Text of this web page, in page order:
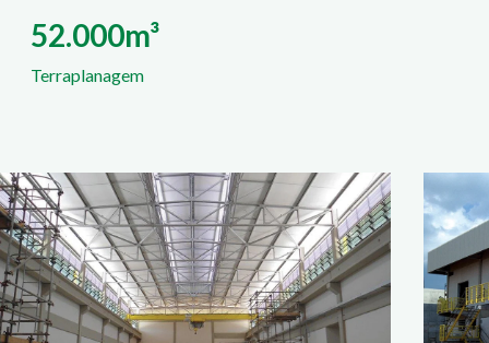
52.000m³
Terraplanagem